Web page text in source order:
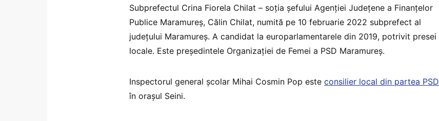
Subprefectul Crina Fiorela Chilat – soția șefului Agenției Județene a Finanțelor
Publice Maramureș, Călin Chilat, numită pe 10 februarie 2022 subprefect al
județului Maramureș. A candidat la europarlamentarele din 2019, potrivit presei
locale. Este președintele Organizației de Femei a PSD Maramureș.
Inspectorul general școlar Mihai Cosmin Pop este consilier local din partea PSD
în orașul Seini.